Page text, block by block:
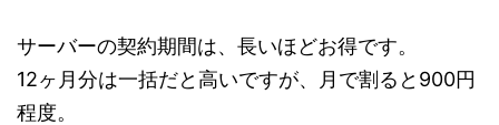
サーバーの契約期間は、長いほどお得です。
12ヶ月分は一括だと高いですが、月で割ると900円
程度。